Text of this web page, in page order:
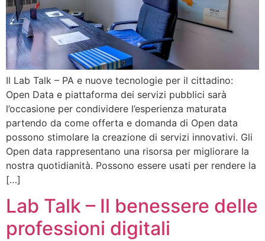
Il Lab Talk – PA e nuove tecnologie per il cittadino:
Open Data e piattaforma dei servizi pubblici sarà
l’occasione per condividere l’esperienza maturata
partendo da come offerta e domanda di Open data
possono stimolare la creazione di servizi innovativi. Gli
Open data rappresentano una risorsa per migliorare la
nostra quotidianità. Possono essere usati per rendere la
[…]
Lab Talk – Il benessere delle
professioni digitali